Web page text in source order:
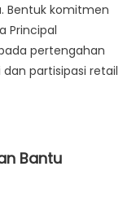
Bentuk komitmen
Principal
pertengahan
partisipasi retail
Bantu